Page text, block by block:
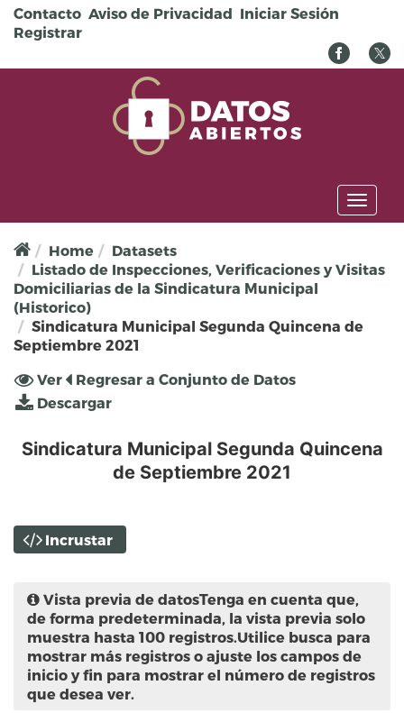
Pasar al contenido principal
Contacto Aviso de Privacidad Iniciar Sesión
Registrar
Toggle
Home
Datasets
Listado de Inspecciones, Verificaciones y Visitas
Domiciliarias de la Sindicatura Municipal
(Historico)
Sindicatura Municipal Segunda Quincena de
Septiembre 2021
Solapas principales
Ver (solapa
activa)
Regresar a Conjunto de Datos
Descargar
Sindicatura Municipal Segunda Quincena
de Septiembre 2021
Incrustar
Vista previa de datosTenga en cuenta que,
de forma predeterminada, la vista previa solo
muestra hasta 100 registros.Utilice busca para
mostrar más registros o ajuste los campos de
inicio y fin para mostrar el número de registros
que desea ver.